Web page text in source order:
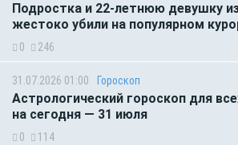
Подростка и 22-летнюю девушку
жестоко убили на популярном
0 246
31.07.2026 01:00 Гороскоп
Астрологический гороскоп для
на сегодня — 31 июля
0 114